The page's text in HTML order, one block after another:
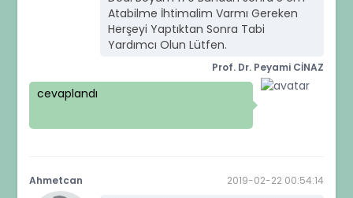
Atabilme İhtimalim Varmı Gereken
Herşeyi Yaptıktan Sonra Tabi
Yardımcı Olun Lütfen.
Prof. Dr. Peyami CİNAZ
cevaplandı
Ahmetcan 2019-02-22 00:54:14